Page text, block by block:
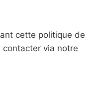
cette politique de
via notre